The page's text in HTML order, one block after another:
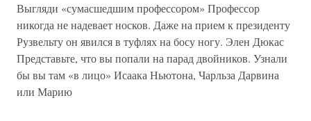
Выгляди «сумасшедшим профессором» Профессор
никогда не надевает носков. Даже на прием к президенту
Рузвельту он явился в туфлях на босу ногу. Элен Дюкас
Представьте, что вы попали на парад двойников. Узнали
бы вы там «в лицо» Исаака Ньютона, Чарльза Дарвина
или Марию